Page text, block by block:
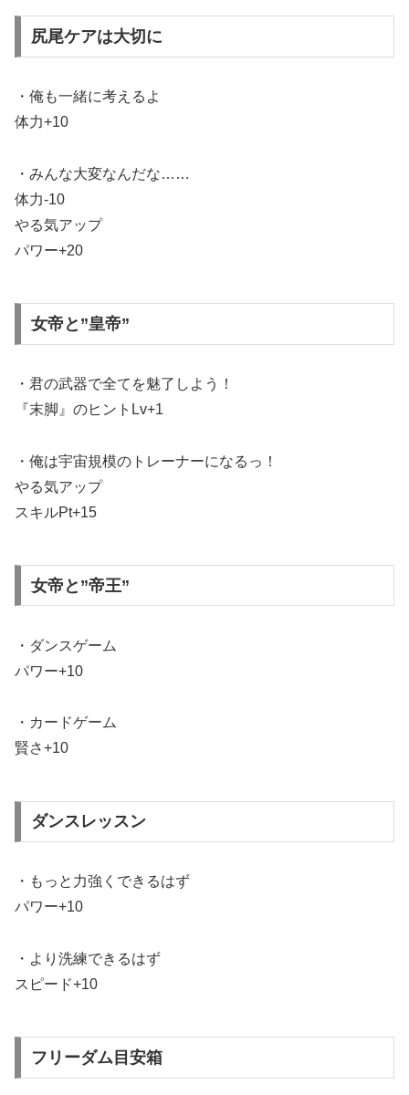
尻尾ケアは大切に
・俺も一緒に考えるよ
体力+10
・みんな大変なんだな……
体力-10
やる気アップ
パワー+20
女帝と”皇帝”
・君の武器で全てを魅了しよう！
『末脚』のヒントLv+1
・俺は宇宙規模のトレーナーになるっ！
やる気アップ
スキルPt+15
女帝と”帝王”
・ダンスゲーム
パワー+10
・カードゲーム
賢さ+10
ダンスレッスン
・もっと力強くできるはず
パワー+10
・より洗練できるはず
スピード+10
フリーダム目安箱